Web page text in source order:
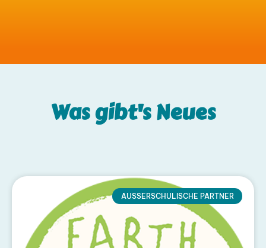
Was gibt'sNeues
AUSSERSCHULISCHE PARTNER